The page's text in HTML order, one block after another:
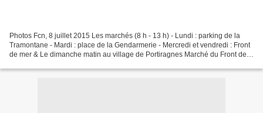
Photos Fcn, 8 juillet 2015 Les marchés (8 h - 13 h) - Lundi : parking de la
Tramontane - Mardi : place de la Gendarmerie - Mercredi et vendredi : Front
de mer & Le dimanche matin au village de Portiragnes Marché du Front de